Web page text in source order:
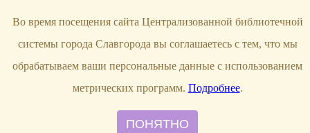
bibl-serv@mail.ru
Во время посещения сайта Централизованной библиотечной
системы города Славгорода вы соглашаетесь с тем, что мы
обрабатываем ваши персональные данные с использованием
метрических программ. Подробнее.
ПОНЯТНО